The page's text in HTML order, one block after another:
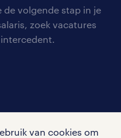
van cookies om
de volgende stap in je
zoek vacatures